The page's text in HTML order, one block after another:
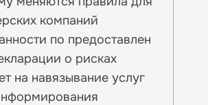
компаний
по предоставлен
о рисках
на навязывание услуг